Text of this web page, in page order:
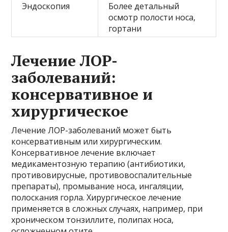
Эндоскопия
Более детальный
осмотр полости носа,
гортани
Лечение ЛОР-
заболеваний:
консервативное и
хирургическое
Лечение ЛОР-заболеваний может быть
консервативным или хирургическим.
Консервативное лечение включает
медикаментозную терапию (антибиотики,
противовирусные, противовоспалительные
препараты), промывание носа, ингаляции,
полоскания горла. Хирургическое лечение
применяется в сложных случаях, например, при
хроническом тонзиллите, полипах носа,